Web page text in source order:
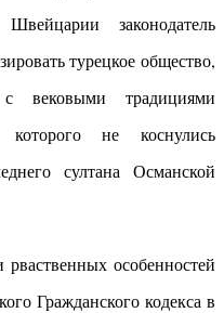
законодатель
турецкое общество,
вековыми традициями
не коснулись
султана Османской
особенностей
Гражданского кодекса в